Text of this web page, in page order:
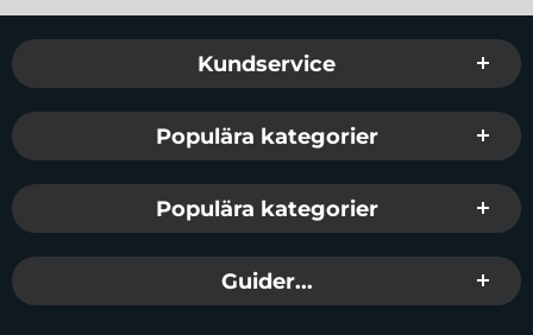
Sidfot Blandad info och länkar
Kundservice
Populära kategorier
Populära kategorier
Guider...